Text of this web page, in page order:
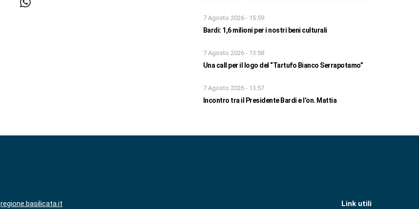
7 Agosto 2026 - 15:59
Bardi: 1,6 milioni per i nostri beni culturali
7 Agosto 2026 - 13:58
Una call per il logo del “Tartufo Bianco Serrapotamo”
7 Agosto 2026 - 13:57
Incontro tra il Presidente Bardi e l’on. Mattia
regione.basilicata.it Link utili